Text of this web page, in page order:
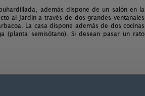
además dispone de un salón en la
al jardín a través de dos grandes ventanales
La casa dispone además de dos cocinas
(planta semisótano). Si desean pasar un rato